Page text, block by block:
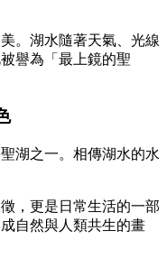
。湖水隨著天氣、光線
譽為「最上鏡的聖
湖之一。相傳湖水的水
，更是日常生活的一部
自然與人類共生的畫